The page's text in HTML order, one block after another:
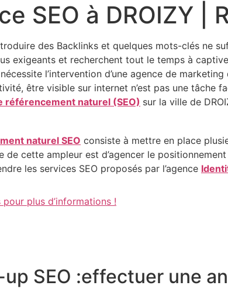
SEO à DROIZY |
des Backlinks et quelques mots-clés ne
exigeants et recherchent tout le temps à
l’intervention d’une agence de
être visible sur internet n’est pas une tâche
référencement naturel (SEO) sur la ville de
naturel SEO consiste à mettre en place
de cette ampleur est d’agencer le
les services SEO proposés par l’agence
plus d’informations !
SEO :effectuer une